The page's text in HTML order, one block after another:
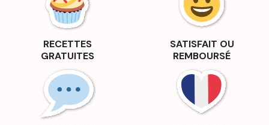
RECETTES
GRATUITES
SATISFAIT OU
REMBOURSÉ